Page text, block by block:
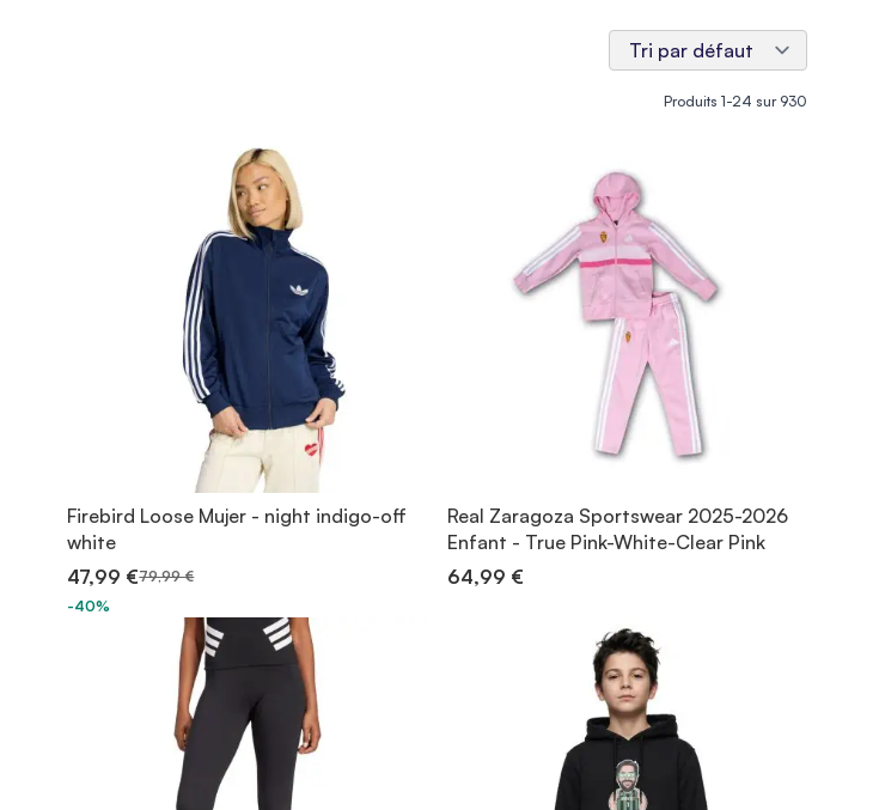
Produits 1-24 sur 930
Firebird Loose Mujer - night indigo-off
white
47,99 €79,99 €
-40%
Real Zaragoza Sportswear 2025-2026
Enfant - True Pink-White-Clear Pink
64,99 €